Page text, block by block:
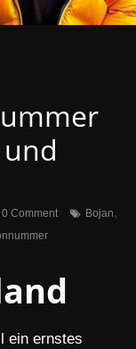
0 Comment Bojan,
ein ernstes